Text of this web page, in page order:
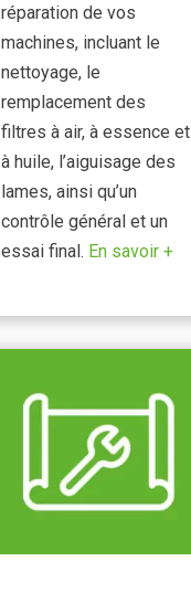
réparation de vos
machines, incluant le
nettoyage, le
remplacement des
filtres à air, à essence et
à huile, l’aiguisage des
lames, ainsi qu’un
contrôle général et un
essai final. En savoir +